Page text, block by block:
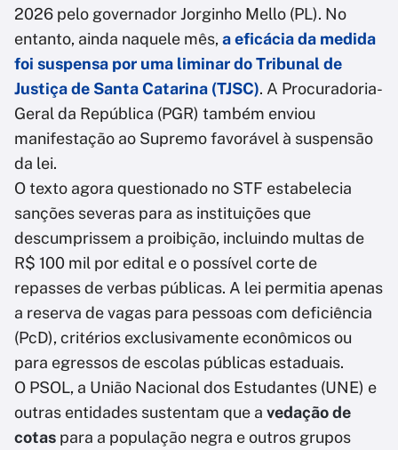
2026 pelo governador Jorginho Mello (PL). No
entanto, ainda naquele mês, a eficácia da medida
foi suspensa por uma liminar do Tribunal de
Justiça de Santa Catarina (TJSC). A Procuradoria-
Geral da República (PGR) também enviou
manifestação ao Supremo favorável à suspensão
da lei.
O texto agora questionado no STF estabelecia
sanções severas para as instituições que
descumprissem a proibição, incluindo multas de
R$ 100 mil por edital e o possível corte de
repasses de verbas públicas. A lei permitia apenas
a reserva de vagas para pessoas com deficiência
(PcD), critérios exclusivamente econômicos ou
para egressos de escolas públicas estaduais.
O PSOL, a União Nacional dos Estudantes (UNE) e
outras entidades sustentam que a vedação de
cotas para a população negra e outros grupos